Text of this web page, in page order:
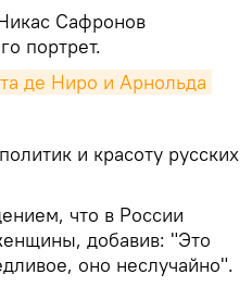
Сафронов
портрет.
де Ниро и Арнольда
и красоту русских
что в России
добавив: "Это
оно неслучайно".